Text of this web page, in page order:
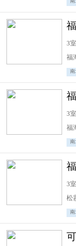
3
福
南
3
福
南
3
松
南